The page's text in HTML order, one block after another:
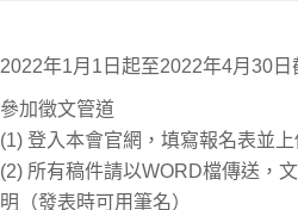
2022年1月1日起至2022年4月30日
參加徵文管道
(1) 登入本會官網，填寫報名表並上
(2) 所有稿件請以WORD檔傳送，
明（發表時可用筆名）